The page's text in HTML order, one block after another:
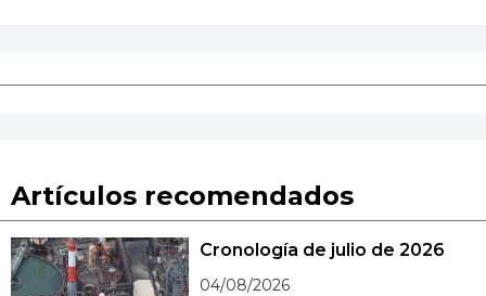
Artículos recomendados
Cronología de julio de 2026
04/08/2026